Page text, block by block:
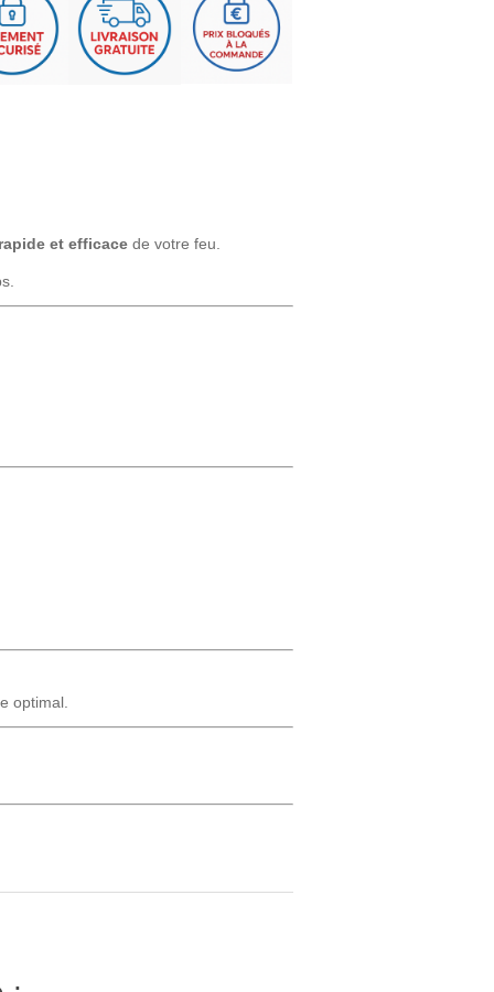
et efficace de votre feu.
optimal.